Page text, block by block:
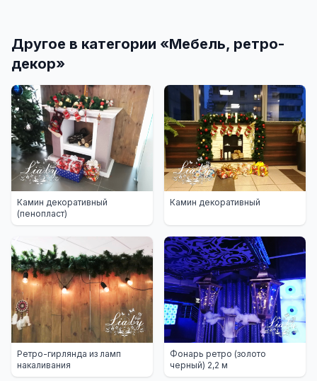
Другое в категории «Мебель, ретро-
декор»
Камин декоративный
(пенопласт)
Камин декоративный
Ретро-гирлянда из ламп
накаливания
Фонарь ретро (золото
черный) 2,2 м